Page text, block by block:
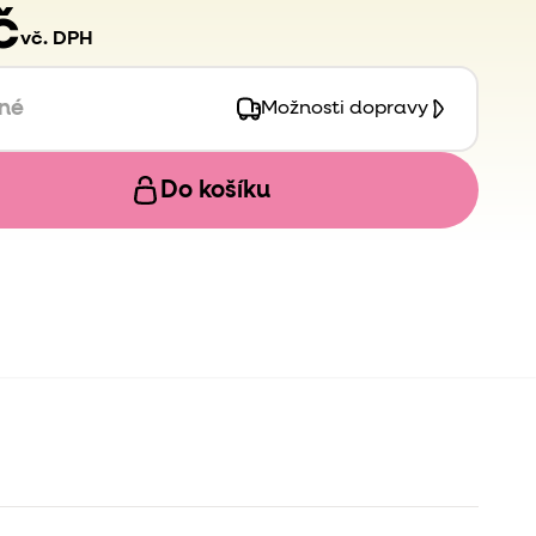
vč. DPH
Možnosti dopravy
Do košíku